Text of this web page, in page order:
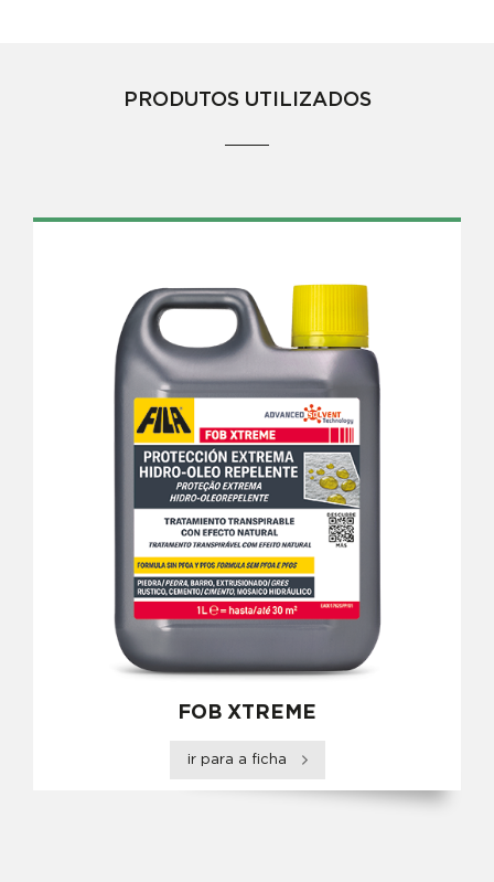
PRODUTOS UTILIZADOS
FOB XTREME
ir para a ficha